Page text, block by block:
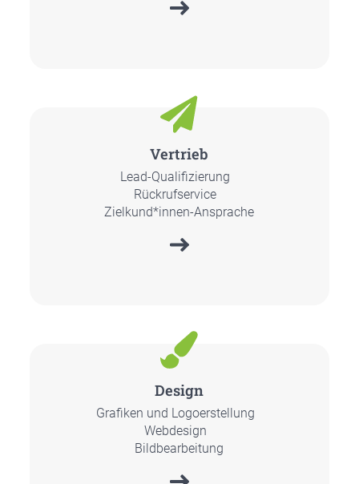
Ver­trieb
Lead-Qua­li­fi­zie­rung
Rück­ruf­ser­vice
Zielkund*innen-Ansprache
Design
Gra­fi­ken und Logo­er­stel­lung
Web­de­sign
Bild­be­ar­bei­tung